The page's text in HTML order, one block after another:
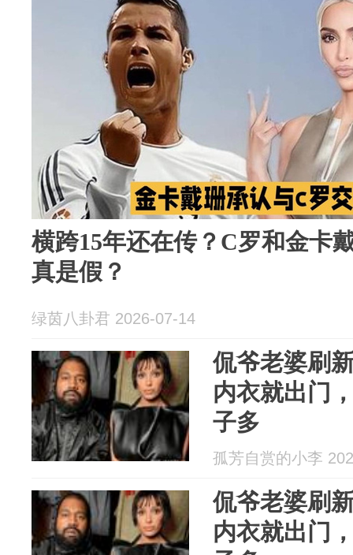
横跨15年还在传？C罗和金卡
真是假？
绿茵八卦君 2026-07-14
侃爷老婆刷
内衣就出门
子多
孤芳自赏的小李
侃爷老婆刷
内衣就出门